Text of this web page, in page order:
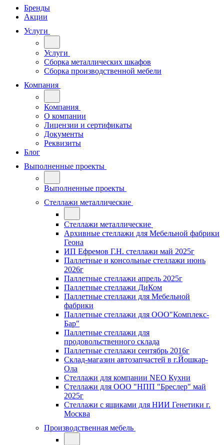
Бренды
Акции
Услуги
Услуги
Сборка металлических шкафов
Сборка производственной мебели
Компания
Компания
О компании
Лицензии и сертификаты
Документы
Реквизиты
Блог
Выполненные проекты
Выполненные проекты
Стеллажи металлические
Стеллажи металлические
Архивные стеллажи для Мебельной фабрики
Геона
ИП Ефремов Г.Н. стеллажи май 2025г
Паллетные и консольные стеллажи июнь
2026г
Паллетные стеллажи апрель 2025г
Паллетные стеллажи ДиКом
Паллетные стеллажи для Мебельной
фабрики
Паллетные стеллажи для ООО"Комплекс-
Бар"
Паллетные стеллажи для
продовольственного склада
Паллетные стеллажи сентябрь 2016г
Склад-магазин автозапчастей в г.Йошкар-
Ола
Стеллажи для компании NEO Кухни
Стеллажи для ООО "НПП "Бреслер" май
2025г
Стеллажи с ящиками для НИИ Генетики г.
Москва
Производственная мебель